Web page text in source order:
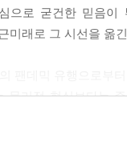
심으로 굳건한 믿음
미래로 그 시선을 옮
리적 현실보다는
시간의 흐름을 뒤섞